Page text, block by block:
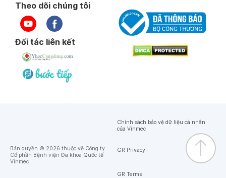
Theo dõi chúng tôi
Đối tác liên kết
Bản quyền © 2026 thuộc về Công ty
Cổ phần Bệnh viện Đa khoa Quốc tế
Vinmec
Chính sách bảo vệ dữ liệu cá nhân
của Vinmec
GR Privacy
GR Terms